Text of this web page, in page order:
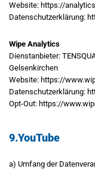
Website: https://
Datenschutzerklärung:
Wipe Analytics
Dienstanbieter:
Gelsenkirchen
Website: https://
Datenschutzerklärung:
Opt-Out: https://
9.YouTube
a) Umfang der